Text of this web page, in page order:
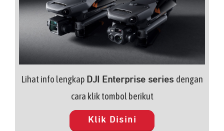
Lihat info lengkap DJI Enterprise series dengan
cara klik tombol berikut
Klik Disini